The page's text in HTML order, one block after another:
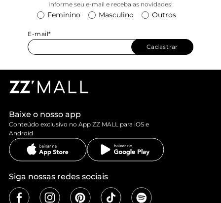
Informe seu e-mail e receba as novidades!
Feminino Masculino Outros
E-mail*
Cadastrar
Baixe o nosso app
Conteúdo exclusivo no App ZZ MALL para iOS e
Android
Siga nossas redes sociais